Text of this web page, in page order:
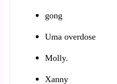
gong
Uma overdose
Molly.
Xanny